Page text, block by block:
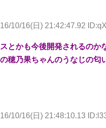
10/16(日) 21:42:47.92
とかも今後開発されるのか
穂乃果ちゃんのうなじの匂
10/16(日) 21:48:10.13